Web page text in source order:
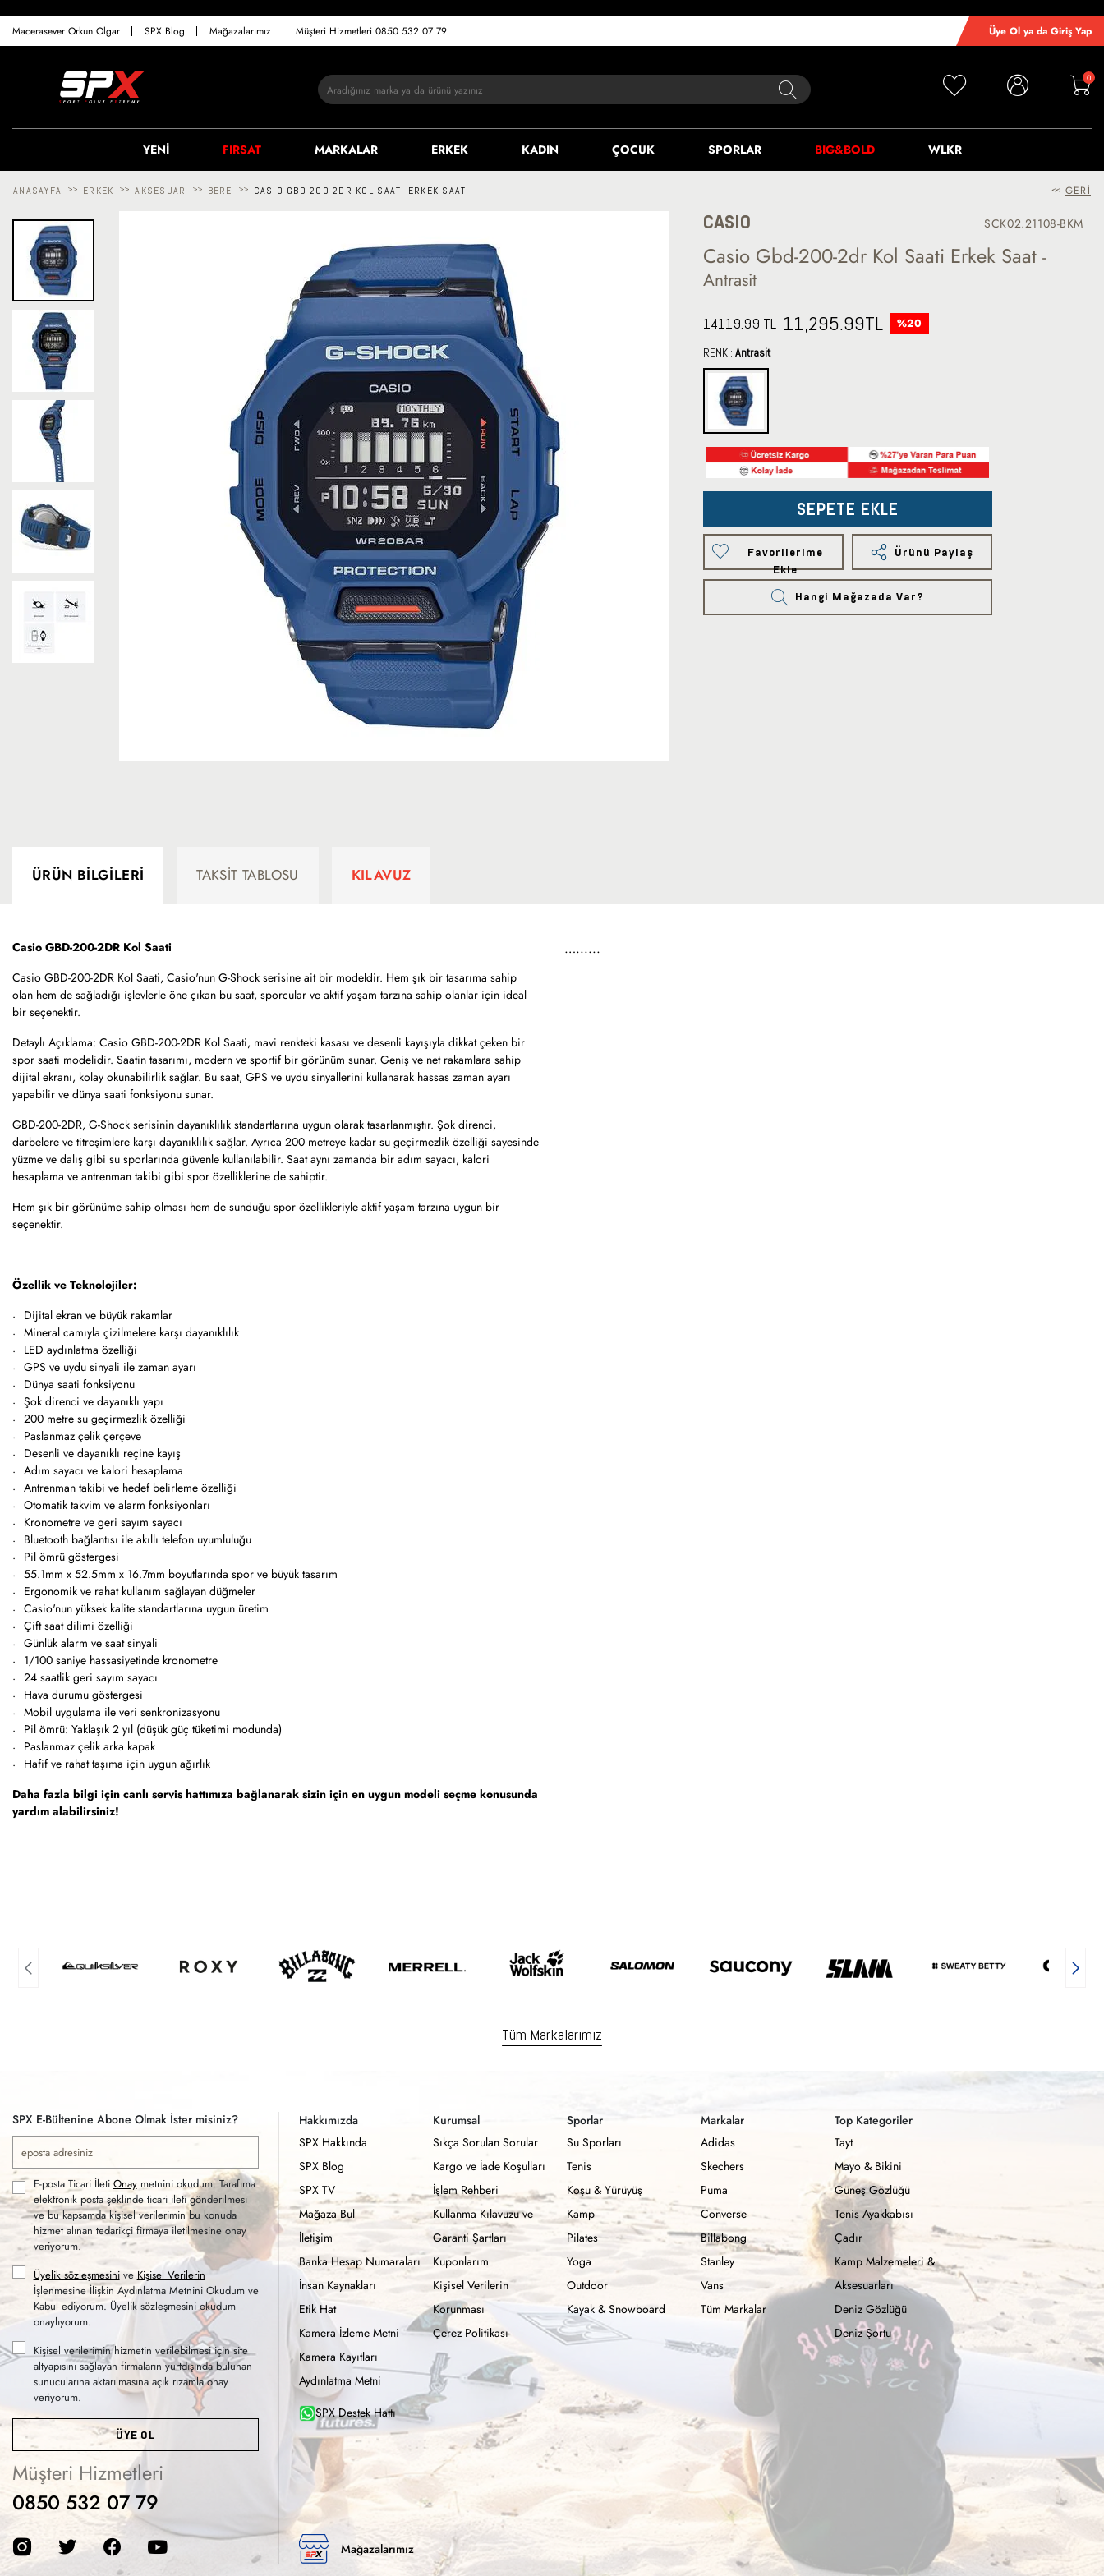
Macerasever Orkun Olgar SPX Blog Mağazalarımız Müşteri Hizmetleri 0850 532 07 79 Üye Ol ya da Giriş Yap
0
YENİ FIRSAT MARKALAR ERKEK KADIN ÇOCUK SPORLAR BIG&BOLD WLKR
ANASAYFA >> ERKEK >> AKSESUAR >> BERE >> CASIO GBD-200-2DR KOL SAATI ERKEK SAAT << GERI
CASIO SCK02.21108-BKM
Casio Gbd-200-2dr Kol Saati Erkek Saat -
Antrasit
14119.99 TL 11,295.99TL %20
RENK : Antrasit
SEPETE EKLE
Favorilerime
Ekle
Ürünü Paylaş
Hangi Mağazada Var?
ÜRÜN BILGILERI TAKSIT TABLOSU KILAVUZ
Casio GBD-200-2DR Kol Saati
Casio GBD-200-2DR Kol Saati, Casio'nun G-Shock serisine ait bir modeldir. Hem şık bir tasarıma sahip
olan hem de sağladığı işlevlerle öne çıkan bu saat, sporcular ve aktif yaşam tarzına sahip olanlar için ideal
bir seçenektir.
Detaylı Açıklama: Casio GBD-200-2DR Kol Saati, mavi renkteki kasası ve desenli kayışıyla dikkat çeken bir
spor saati modelidir. Saatin tasarımı, modern ve sportif bir görünüm sunar. Geniş ve net rakamlara sahip
dijital ekranı, kolay okunabilirlik sağlar. Bu saat, GPS ve uydu sinyallerini kullanarak hassas zaman ayarı
yapabilir ve dünya saati fonksiyonu sunar.
GBD-200-2DR, G-Shock serisinin dayanıklılık standartlarına uygun olarak tasarlanmıştır. Şok direnci,
darbelere ve titreşimlere karşı dayanıklılık sağlar. Ayrıca 200 metreye kadar su geçirmezlik özelliği sayesinde
yüzme ve dalış gibi su sporlarında güvenle kullanılabilir. Saat aynı zamanda bir adım sayacı, kalori
hesaplama ve antrenman takibi gibi spor özelliklerine de sahiptir.
Hem şık bir görünüme sahip olması hem de sunduğu spor özellikleriyle aktif yaşam tarzına uygun bir
seçenektir.
Özellik ve Teknolojiler:
Dijital ekran ve büyük rakamlar
Mineral camıyla çizilmelere karşı dayanıklılık
LED aydınlatma özelliği
GPS ve uydu sinyali ile zaman ayarı
Dünya saati fonksiyonu
Şok direnci ve dayanıklı yapı
200 metre su geçirmezlik özelliği
Paslanmaz çelik çerçeve
Desenli ve dayanıklı reçine kayış
Adım sayacı ve kalori hesaplama
Antrenman takibi ve hedef belirleme özelliği
Otomatik takvim ve alarm fonksiyonları
Kronometre ve geri sayım sayacı
Bluetooth bağlantısı ile akıllı telefon uyumluluğu
Pil ömrü göstergesi
55.1mm x 52.5mm x 16.7mm boyutlarında spor ve büyük tasarım
Ergonomik ve rahat kullanım sağlayan düğmeler
Casio'nun yüksek kalite standartlarına uygun üretim
Çift saat dilimi özelliği
Günlük alarm ve saat sinyali
1/100 saniye hassasiyetinde kronometre
24 saatlik geri sayım sayacı
Hava durumu göstergesi
Mobil uygulama ile veri senkronizasyonu
Pil ömrü: Yaklaşık 2 yıl (düşük güç tüketimi modunda)
Paslanmaz çelik arka kapak
Hafif ve rahat taşıma için uygun ağırlık
Daha fazla bilgi için canlı servis hattımıza bağlanarak sizin için en uygun modeli seçme konusunda
yardım alabilirsiniz!
…......
Tüm Markalarımız
SPX E-Bültenine Abone Olmak İster misiniz?
E-posta Ticari İleti Onaymetnini okudum. Tarafıma
elektronik posta şeklinde ticari ileti gönderilmesi
ve bu kapsamda kişisel verilerimin bu konuda
hizmet alınan tedarikçi firmaya iletilmesine onay
veriyorum.
Üyelik sözleşmesinive Kişisel Verilerin
İşlenmesine İlişkin Aydınlatma Metnini Okudum ve
Kabul ediyorum. Üyelik sözleşmesini okudum
onaylıyorum.
Kişisel verilerimin hizmetin verilebilmesi için site
altyapısını sağlayan firmaların yurtdışında bulunan
sunucularına aktarılmasına açık rızamla onay
veriyorum.
ÜYE OL
Müşteri Hizmetleri
0850 532 07 79
Hakkımızda
SPX Hakkında
SPX Blog
SPX TV
Mağaza Bul
İletişim
Banka Hesap Numaraları
İnsan Kaynakları
Etik Hat
Kamera İzleme Metni
Kamera Kayıtları
Aydınlatma Metni
Kurumsal
Sıkça Sorulan Sorular
Kargo ve İade Koşulları
İşlem Rehberi
Kullanma Kılavuzu ve
Garanti Şartları
Kuponlarım
Kişisel Verilerin
Korunması
Çerez Politikası
Sporlar
Su Sporları
Tenis
Koşu & Yürüyüş
Kamp
Pilates
Yoga
Outdoor
Kayak & Snowboard
Markalar
Adidas
Skechers
Puma
Converse
Billabong
Stanley
Vans
Tüm Markalar
Top Kategoriler
Tayt
Mayo & Bikini
Güneş Gözlüğü
Tenis Ayakkabısı
Çadır
Kamp Malzemeleri &
Aksesuarları
Deniz Gözlüğü
Deniz Şortu
SPX Destek Hattı
Mağazalarımız